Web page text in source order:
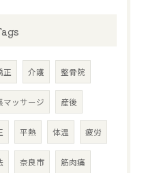
正 介護 整骨院
マッサージ 産後
平熱 体温 疲労
奈良市 筋肉痛